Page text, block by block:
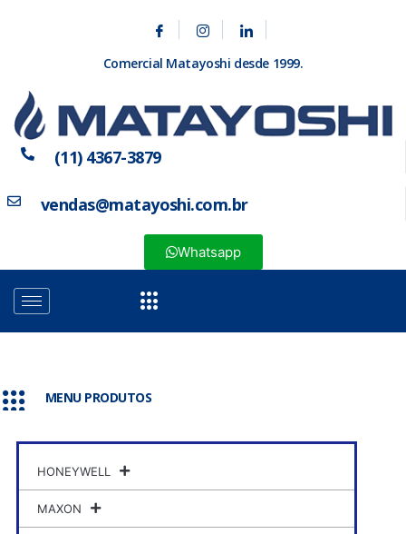
Comercial Matayoshi desde 1999.
(11) 4367-3879
vendas@matayoshi.com.br
Whatsapp
MENU PRODUTOS
HONEYWELL
MAXON